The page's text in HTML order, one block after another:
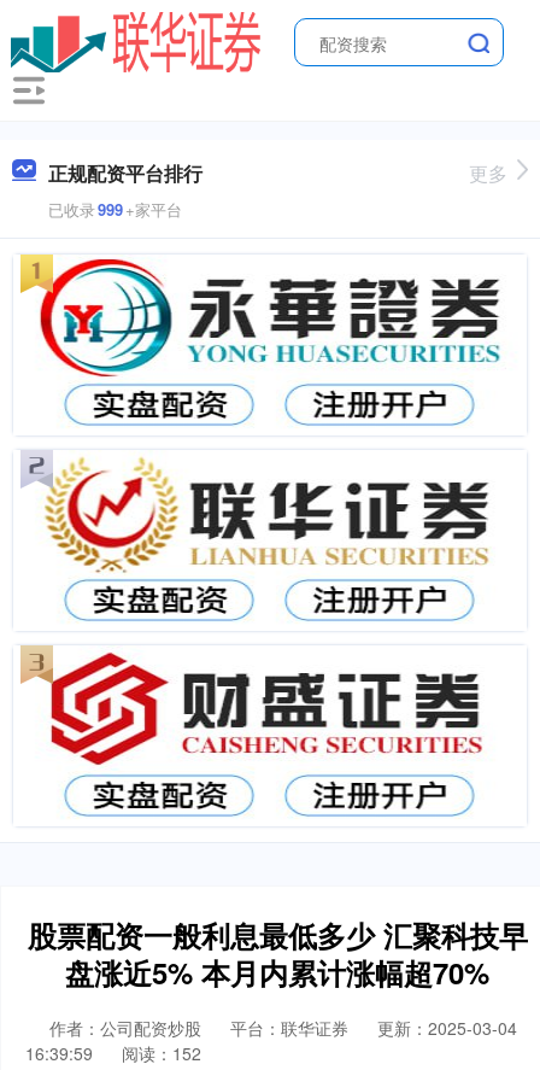
正规配资平台排行
已收录999+家平台
更多
股票配资一般利息最低多少 汇聚科技早
盘涨近5% 本月内累计涨幅超70%
作者：公司配资炒股 平台：联华证券
更新：2025-03-04
16:39:59
阅读：152